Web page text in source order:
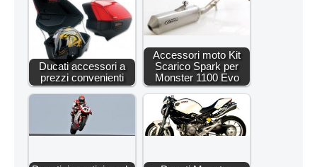
Ducati accessori a
prezzi convenienti
Accessori moto Kit
Scarico Spark per
Monster 1100 Evo